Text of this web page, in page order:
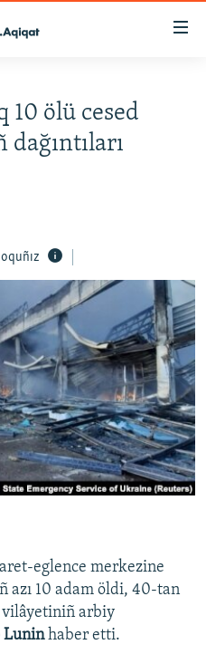
10 ölü cesed
eglence merkezine
azı 10 adam öldi, 40-tan
vilâyetiniñ arbiy
Luninhaber etti.